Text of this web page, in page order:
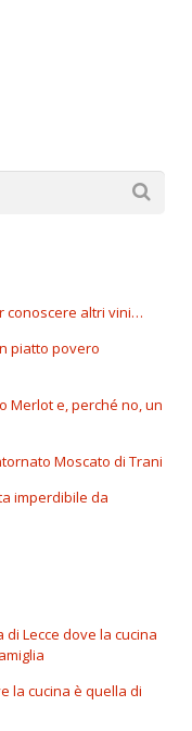
conoscere altri vini…
piatto povero
Merlot e, perché no, un
Moscato di Trani
imperdibile da
di Lecce dove la cucina
la cucina è quella di